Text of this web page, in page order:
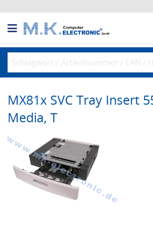
MX81x SVC Tray Insert
Media, T